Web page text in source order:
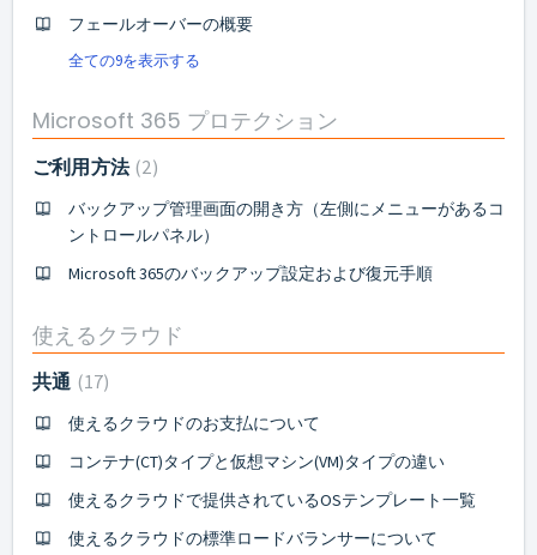
フェールオーバーの概要
全ての9を表示する
Microsoft 365 プロテクション
ご利用方法 2
バックアップ管理画面の開き方（左側にメニューがあるコ
ントロールパネル）
Microsoft 365のバックアップ設定および復元手順
使えるクラウド
共通 17
使えるクラウドのお支払について
コンテナ(CT)タイプと仮想マシン(VM)タイプの違い
使えるクラウドで提供されているOSテンプレート一覧
使えるクラウドの標準ロードバランサーについて